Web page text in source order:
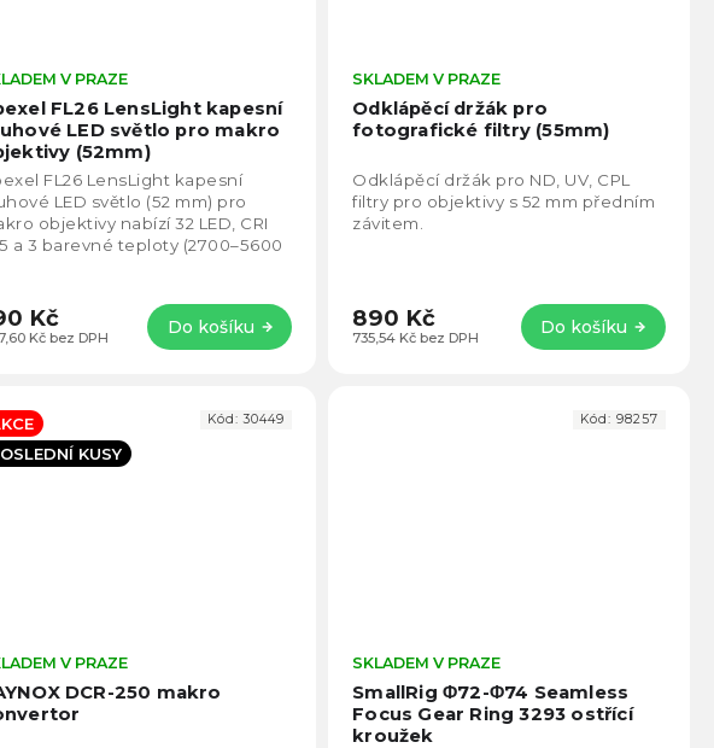
FL26 LensLight kapesní
LED světlo pro makro
(52mm)
Průměrné
hodnocení
produktu
V PRAZE
Kč bez DPH
Kč Do košíku
FL26 LensLight kapesní
LED světlo (52 mm) pro
objektivy nabízí 32 LED, CRI
a 3 barevné teploty (2700–5600
Odklápěcí držák pro
fotografické filtry (55mm)
SKLADEM V PRAZE
735,54 Kč bez DPH
890 Kč Do košíku
Odklápěcí držák pro ND, UV, CPL
filtry pro objektivy s 52 mm předním
závitem.
KUSY
DCR-250 makro
Průměrné
hodnocení
produktu
V PRAZE
Kód:30449
SmallRig Φ72-Φ74 Seamless
Focus Gear Ring 3293 ostřící
kroužek
SKLADEM V PRAZE
Kód: 98257